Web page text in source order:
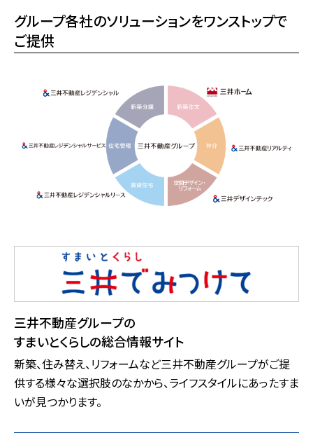
グループ各社のソリューションをワンストップで
ご提供
三井不動産グループの
すまいとくらしの総合情報サイト
新築、住み替え、リフォームなど三井不動産グループがご提
供する様々な選択肢のなかから、ライフスタイルにあったすま
いが見つかります。